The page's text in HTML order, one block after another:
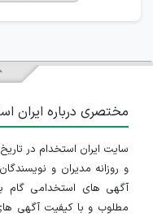
مختصری درباره ایران
و روزانه مدیران و
آگهی های استخدامی گام
مطلوب و با کیفیت آگهی